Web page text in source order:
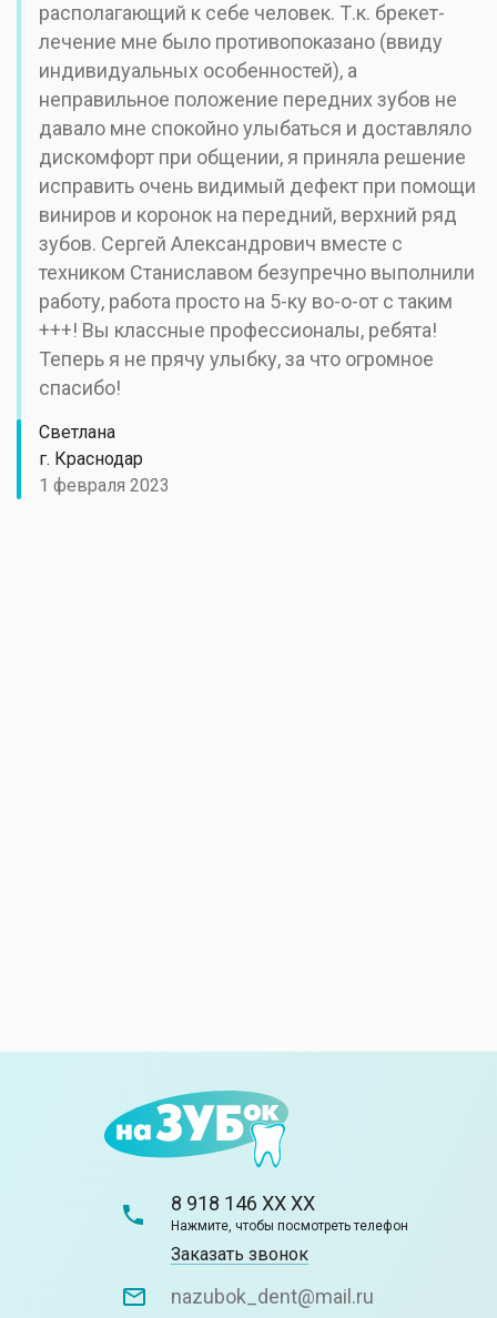
располагающий к себе человек. Т.к. брекет-
лечение мне было противопоказано (ввиду
индивидуальных особенностей), а
неправильное положение передних зубов не
давало мне спокойно улыбаться и доставляло
дискомфорт при общении, я приняла решение
исправить очень видимый дефект при помощи
виниров и коронок на передний, верхний ряд
зубов. Сергей Александрович вместе с
техником Станиславом безупречно выполнили
работу, работа просто на 5-ку во-о-от с таким
+++! Вы классные профессионалы, ребята!
Теперь я не прячу улыбку, за что огромное
спасибо!
Светлана
г. Краснодар
1 февраля 2023
8 918 146 XX XX
Нажмите, чтобы посмотреть телефон
Заказать звонок
nazubok_dent@mail.ru